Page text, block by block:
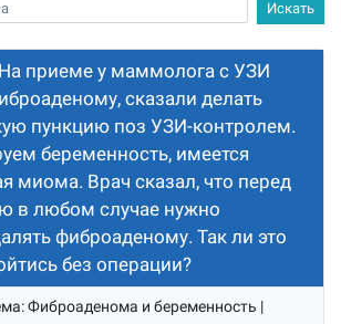
приеме у маммолога с УЗИ
сказали делать
пункцию поз УЗИ-контролем.
беременность, имеется
миома. Врач сказал, что перед
в любом случае нужно
фиброаденому. Так ли это
без операции?
Фиброаденома и беременность |